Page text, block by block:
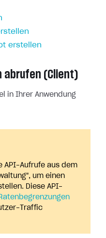
erstellen
(Client)
in Ihrer Anwendung
API-Aufrufe aus dem
um einen
Diese API-
Traffic